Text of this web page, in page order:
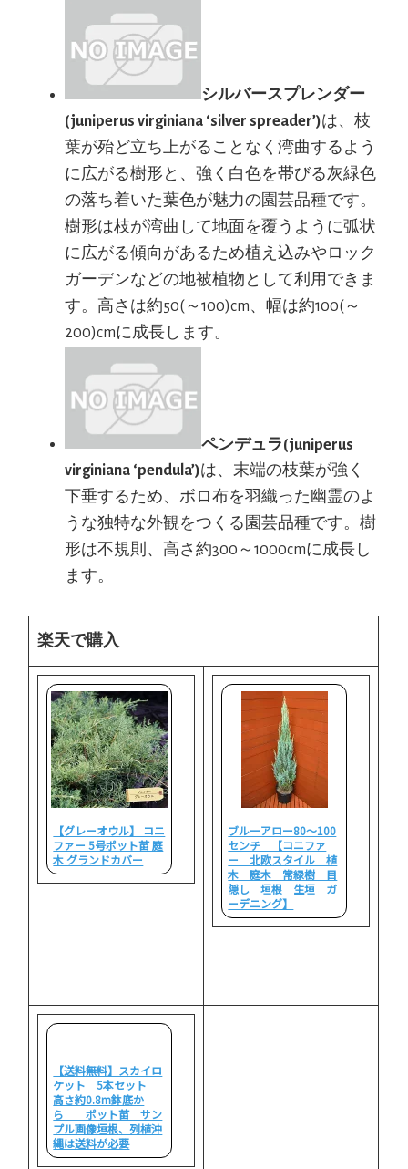
シルバースプレンダー
(juniperus virginiana ‘silver spreader’)は、枝
葉が殆ど立ち上がることなく湾曲するよう
に広がる樹形と、強く白色を帯びる灰緑色
の落ち着いた葉色が魅力の園芸品種です。
樹形は枝が湾曲して地面を覆うように弧状
に広がる傾向があるため植え込みやロック
ガーデンなどの地被植物として利用できま
す。高さは約50(～100)cm、幅は約100(～
200)cmに成長します。
ペンデュラ(juniperus
virginiana ‘pendula’)は、末端の枝葉が強く
下垂するため、ボロ布を羽織った幽霊のよ
うな独特な外観をつくる園芸品種です。樹
形は不規則、高さ約300～1000cmに成長し
ます。
楽天で購入
【グレーオウル】 コニ
ファー 5号ポット苗 庭
木 グランドカバー
ブルーアロー80～100
センチ 【コニファ
ー 北欧スタイル 植
木 庭木 常緑樹 目
隠し 垣根 生垣 ガ
ーデニング】
【送料無料】スカイロ
ケット 5本セット
高さ約0.8m鉢底か
ら ポット苗 サン
プル画像垣根、列植沖
縄は送料が必要